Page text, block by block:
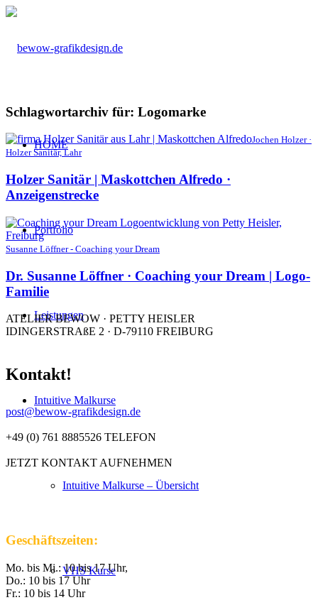
HOME
Portfolio
Leistungen
Intuitive Malkurse
Intuitive Malkurse – Übersicht
VHS Kurse
Schlagwortarchiv für: Logomarke
Jochen Holzer ·
Holzer Sanitär, Lahr
Holzer Sanitär | Maskottchen Alfredo ·
Anzeigenstrecke
Susanne Löffner - Coaching your Dream
Dr. Susanne Löffner · Coaching your Dream | Logo-
Familie
ATELIER BEWOW · PETTY HEISLER
IDINGERSTRAßE 2 · D-79110 FREIBURG
Kontakt!
post@bewow-grafikdesign.de
+49 (0) 761 8885526 TELEFON
JETZT KONTAKT AUFNEHMEN
Geschäftszeiten:
Mo. bis Mi.: 10 bis 17 Uhr,
Do.: 10 bis 17 Uhr
Fr.: 10 bis 14 Uhr